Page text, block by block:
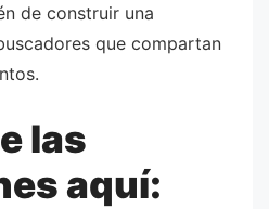
de construir una
que compartan
las
aquí: